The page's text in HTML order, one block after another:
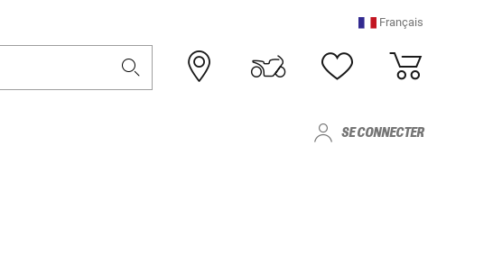
Français
SE CONNECTER